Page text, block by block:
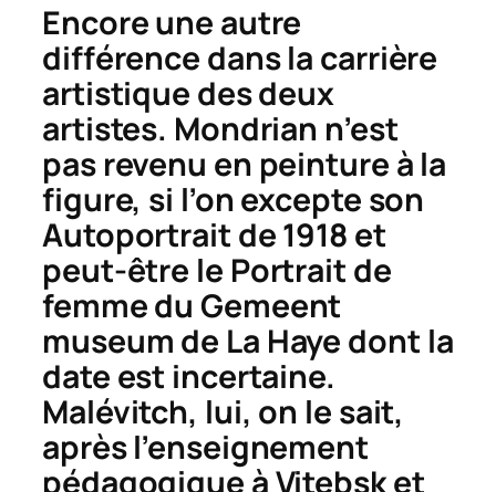
Encore une autre
différence dans la carrière
artistique des deux
artistes. Mondrian n’est
pas revenu en peinture à la
figure, si l’on excepte son
Autoportrait de 1918 et
peut-être le Portrait de
femmedu Gemeent
museum de La Haye dont la
date est incertaine.
Malévitch, lui, on le sait,
après l’enseignement
pédagogique à Vitebsk et